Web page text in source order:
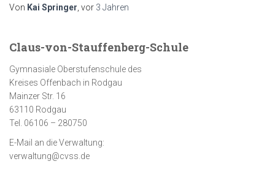
Von Kai Springer, vor 3 Jahren
Claus-von-Stauffenberg-Schule
Gymnasiale Oberstufenschule des
Kreises Offenbach in Rodgau
Mainzer Str. 16
63110 Rodgau
Tel. 06106 – 280750
E-Mail an die Verwaltung:
verwaltung@cvss.de